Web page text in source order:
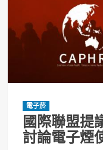
電子菸
國際聯盟提
討論電子煙